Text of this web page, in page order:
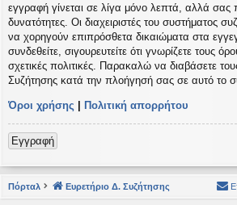
εγγραφή γίνεται σε λίγα μόνο λεπτά, αλλά σας
δυνατότητες. Οι διαχειριστές του συστήματος
να χορηγούν επιπρόσθετα δικαιώματα στα
συνδεθείτε, σιγουρευτείτε ότι γνωρίζετε τους
σχετικές πολιτικές. Παρακαλώ να διαβάσετε
Συζήτησης κατά την πλοήγησή σας σε αυτό το
Όροι χρήσης | Πολιτική απορρήτου
Εγγραφή
Πόρταλ Ευρετήριο Δ. Συζήτησης